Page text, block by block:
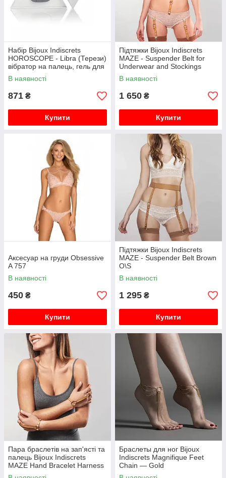
Набір Bijoux Indiscrets
HOROSCOPE - Libra (Терези)
вібратор на палець, гель для
клітора, підвіска
В наявності
871 ₴
Купити
Підтяжки Bijoux Indiscrets
MAZE - Suspender Belt for
Underwear and Stockings
Braun O\S
В наявності
1 650 ₴
Купити
Аксесуар на груди Obsessive
A 757
В наявності
450 ₴
Купити
Підтяжки Bijoux Indiscrets
MAZE - Suspender Belt Brown
O\S
В наявності
1 295 ₴
Купити
Пара браслетів на зап'ясті та
палець Bijoux Indiscrets
MAZE Hand Bracelet Harness
Brown, екошкіра
Браслеты для ног Bijoux
Indiscrets Magnifique Feet
Chain — Gold